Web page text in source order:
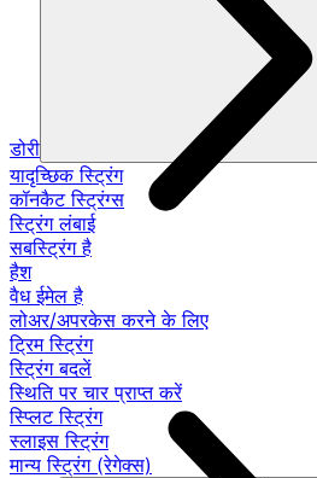
डोरी
यादृच्छिक स्ट्रिंग
कॉनकैट स्ट्रिंग्स
स्ट्रिंग लंबाई
सबस्ट्रिंग है
हैश
वैध ईमेल है
लोअर/अपरकेस करने के लिए
ट्रिम स्ट्रिंग
स्ट्रिंग बदलें
स्थिति पर चार प्राप्त करें
स्प्लिट स्ट्रिंग
स्लाइस स्ट्रिंग
मान्य स्ट्रिंग (रेगेक्स)